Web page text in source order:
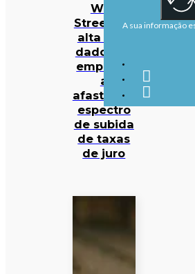
Wall
Street em
alta com
dados de
emprego
a
afastarem
espectro
de subida
de taxas
de juro
A sua informação